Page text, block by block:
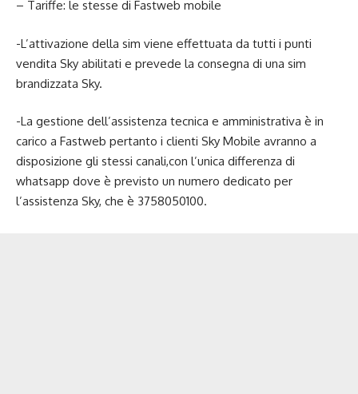
– Tariffe: le stesse di Fastweb mobile
-L’attivazione della sim viene effettuata da tutti i punti
vendita Sky abilitati e prevede la consegna di una sim
brandizzata Sky.
-La gestione dell’assistenza tecnica e amministrativa è in
carico a Fastweb pertanto i clienti Sky Mobile avranno a
disposizione gli stessi canali,con l’unica differenza di
whatsapp dove è previsto un numero dedicato per
l’assistenza Sky, che è 3758050100.